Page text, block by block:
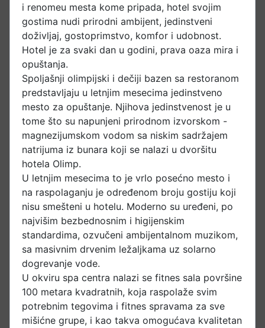
i renomeu mesta kome pripada, hotel svojim
gostima nudi prirodni ambijent, jedinstveni
doživljaj, gostoprimstvo, komfor i udobnost.
Hotel je za svaki dan u godini, prava oaza mira i
opuštanja.
Spoljašnji olimpijski i dečiji bazen sa restoranom
predstavljaju u letnjim mesecima jedinstveno
mesto za opuštanje. Njihova jedinstvenost je u
tome što su napunjeni prirodnom izvorskom -
magnezijumskom vodom sa niskim sadržajem
natrijuma iz bunara koji se nalazi u dvoršitu
hotela Olimp.
U letnjim mesecima to je vrlo posećno mesto i
na raspolaganju je određenom broju gostiju koji
nisu smešteni u hotelu. Moderno su uređeni, po
najvišim bezbednosnim i higijenskim
standardima, ozvučeni ambijentalnom muzikom,
sa masivnim drvenim ležaljkama uz solarno
dogrevanje vode.
U okviru spa centra nalazi se fitnes sala površine
100 metara kvadratnih, koja raspolaže svim
potrebnim tegovima i fitnes spravama za sve
mišićne grupe, i kao takva omogućava kvalitetan